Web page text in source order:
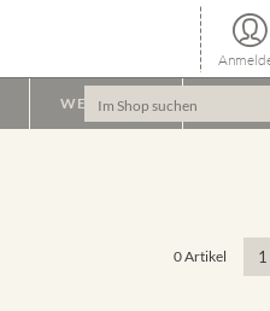
WEINPAKET
0 Artikel 1